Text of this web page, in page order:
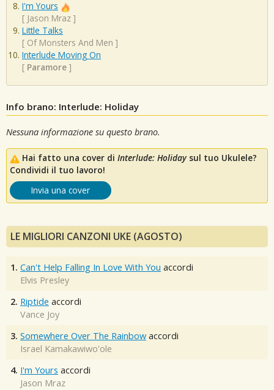
I'm Yours
[ Jason Mraz ]
Little Talks
[ Of Monsters And Men ]
Interlude Moving On
[ Paramore ]
Info brano: Interlude: Holiday
Nessuna informazione su questo brano.
Hai fatto una cover di Interlude: Holidaysul tuo Ukulele?
Condividi il tuo lavoro!
Invia una cover
LE MIGLIORI CANZONI UKE (AGOSTO)
1. Can't Help Falling In Love With You accordi
Elvis Presley
2. Riptide accordi
Vance Joy
3. Somewhere Over The Rainbow accordi
Israel Kamakawiwo'ole
4. I'm Yours accordi
Jason Mraz